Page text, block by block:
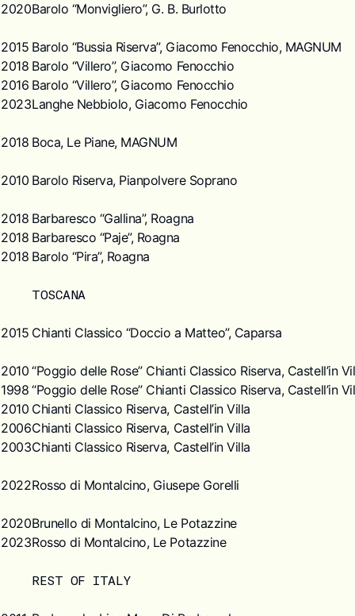
2020Barolo “Monvigliero”, G. B. Burlotto
2015 Barolo “Bussia Riserva”, Giacomo Fenocchio, MAGNUM
2018 Barolo “Villero”, Giacomo Fenocchio
2016 Barolo “Villero”, Giacomo Fenocchio
2023Langhe Nebbiolo, Giacomo Fenocchio
2018 Boca, Le Piane, MAGNUM
2010 Barolo Riserva, Pianpolvere Soprano
2018 Barbaresco “Gallina”, Roagna
2018 Barbaresco “Paje”, Roagna
2018 Barolo “Pira”, Roagna
TOSCANA
2015 Chianti Classico “Doccio a Matteo”, Caparsa
2010 “Poggio delle Rose” Chianti Classico Riserva, Castell’in
1998 “Poggio delle Rose” Chianti Classico Riserva, Castell’in
2010 Chianti Classico Riserva, Castell’in Villa
2006Chianti Classico Riserva, Castell’in Villa
2003Chianti Classico Riserva, Castell’in Villa
2022Rosso di Montalcino, Giusepe Gorelli
2020Brunello di Montalcino, Le Potazzine
2023Rosso di Montalcino, Le Potazzine
REST OF ITALY